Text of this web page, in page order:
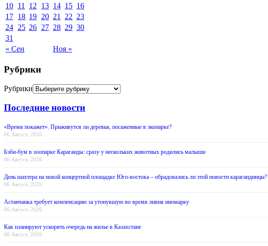
« Сен Ноя »
10 11 12 13 14 15 16
17 18 19 20 21 22 23
24 25 26 27 28 29 30
31
Рубрики
Рубрики
Последние новости
«Время покажет». Приживутся ли деревья, посаженные в экопарке?
06 Август, 2026
Бэби-бум в зоопарке Караганды: сразу у нескольких животных родились малыши
06 Август, 2026
День шахтера на новой концертной площадке Юго-востока – обрадовались ли этой новости карагандинцы?
06 Август, 2026
Астанчанка требует компенсацию за утонувшую во время ливня иномарку
06 Август, 2026
Как планируют ускорять очередь на жилье в Казахстане
06 Август, 2026